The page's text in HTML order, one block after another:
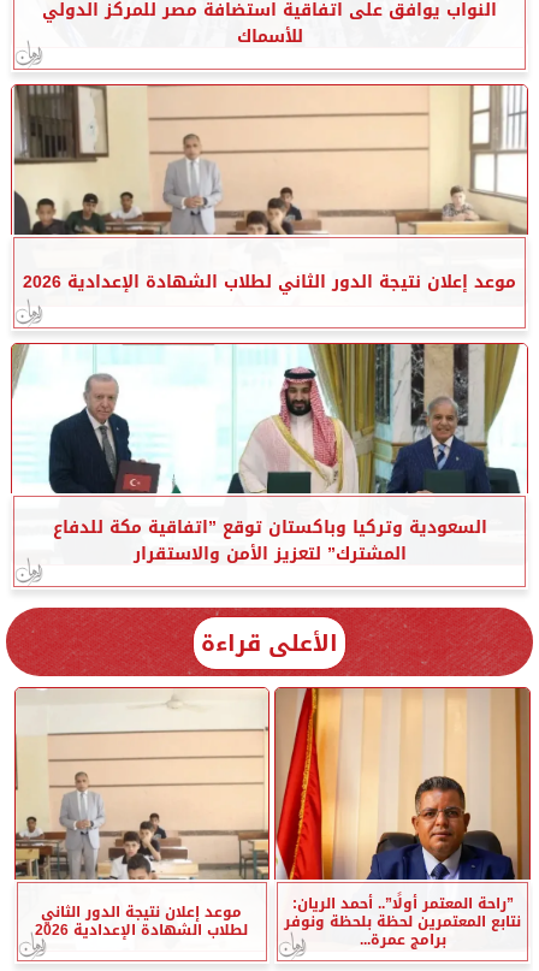
النواب يوافق على اتفاقية استضافة مصر للمركز الدولي
للأسماك
موعد إعلان نتيجة الدور الثاني لطلاب الشهادة الإعدادية 2026
السعودية وتركيا وباكستان توقع ”اتفاقية مكة للدفاع
المشترك” لتعزيز الأمن والاستقرار
الأعلى قراءة
”راحة المعتمر أولًا”.. أحمد الريان:
نتابع المعتمرين لحظة بلحظة ونوفر
برامج عمرة...
موعد إعلان نتيجة الدور الثاني
لطلاب الشهادة الإعدادية 2026